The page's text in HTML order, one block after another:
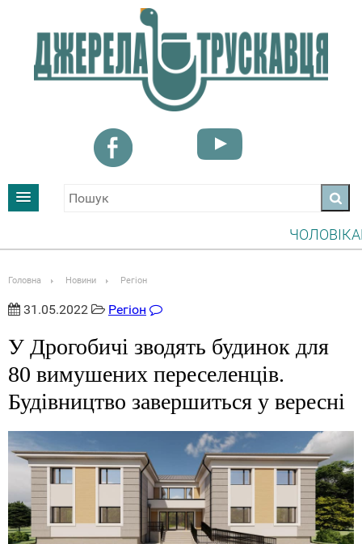
ЧОЛОВІКАМ,
Головна Новини Регіон
31.05.2022 Регіон
У Дрогобичі зводять будинок для
80 вимушених переселенців.
Будівництво завершиться у вересні